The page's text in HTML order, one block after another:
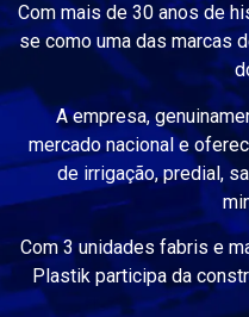
Com mais de 30 anos de
se como uma das marcas
A empresa,
mercado nacional e
de irrigação, predial,
Com 3 unidades fabris e
Plastik participa da